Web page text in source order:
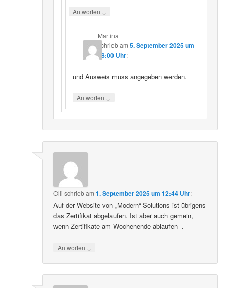
Antworten ↓
Martina
schriebam 5. September 2025 um
18:00 Uhr:
und Ausweis muss angegeben werden.
Antworten ↓
Olli schriebam1. September 2025 um 12:44 Uhr:
Auf der Website von „Modern“ Solutions ist übrigens
das Zertifikat abgelaufen. Ist aber auch gemein,
wenn Zertifikate am Wochenende ablaufen -.-
Antworten ↓